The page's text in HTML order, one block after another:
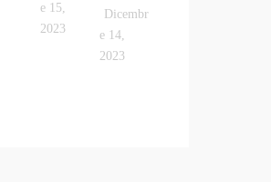
e 15,
2023
Dicembr
e 14,
2023